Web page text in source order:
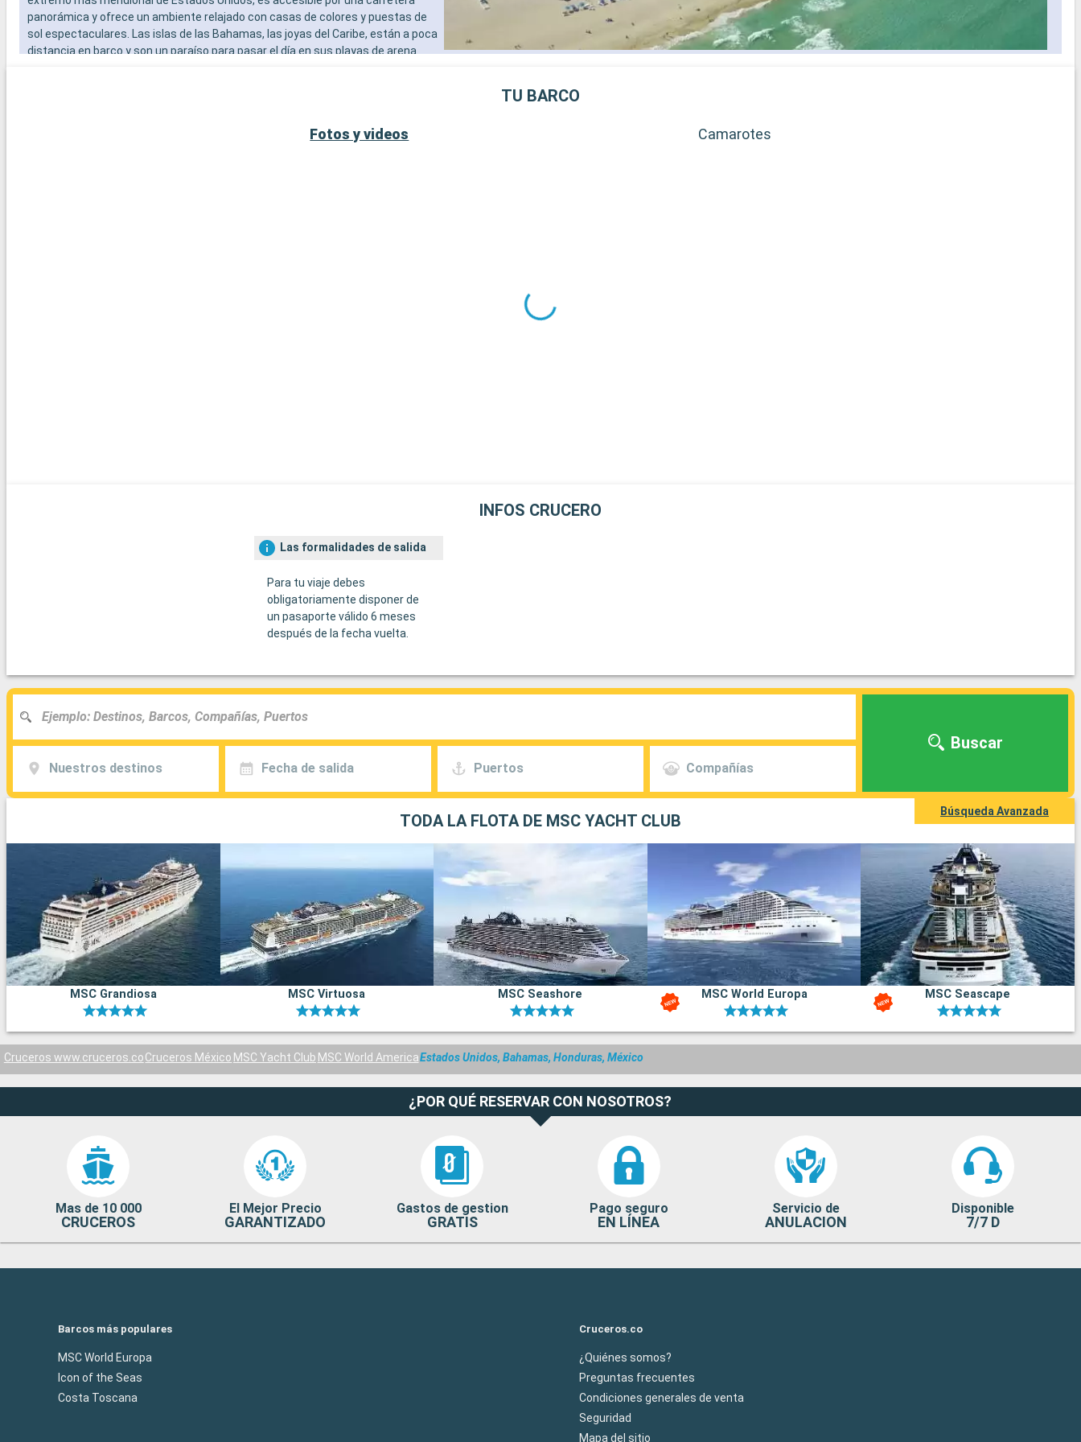
- 40% de descuento en una selección
prepago de spa
- 10% de descuento en todos los
tratamientos de spa adquiridos a bordo
- Embarque prioritario y entrega de
panorámica y ofrece un ambiente relajado con casas de colores y puestas de
sol espectaculares. Las islas de las Bahamas, las joyas del Caribe, están a poca
distancia en barco y son un paraíso para pasar el día en sus playas de arena
TU BARCO
Fotos y videos Camarotes
INFOS CRUCERO
Las formalidades de salida
Para tu viaje debes
obligatoriamente disponer de
un pasaporte válido 6 meses
después de la fecha vuelta.
Nuestros destinos Fecha de salida Puertos Compañías
Buscar
Búsqueda Avanzada
TODA LA FLOTA DE MSC YACHT CLUB
MSC Grandiosa MSC Virtuosa MSC Seashore MSC World Europa MSC Seascape
Cruceros www.cruceros.coCruceros México MSC Yacht Club MSC World AmericaEstados Unidos, Bahamas, Honduras, México
¿POR QUÉ RESERVAR CON NOSOTROS?
Mas de 10 000
CRUCEROS
El Mejor Precio
GARANTIZADO
Gastos de gestion
GRATIS
Pago seguro
EN LÍNEA
Servicio de
ANULACION
Disponible
7/7 D
Barcos más populares
MSC World Europa
Icon of the Seas
Costa Toscana
Cruceros.co
¿Quiénes somos?
Preguntas frecuentes
Condiciones generales de venta
Seguridad
Mapa del sitio